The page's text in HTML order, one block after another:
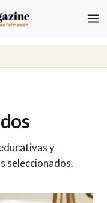
y
seleccionados.